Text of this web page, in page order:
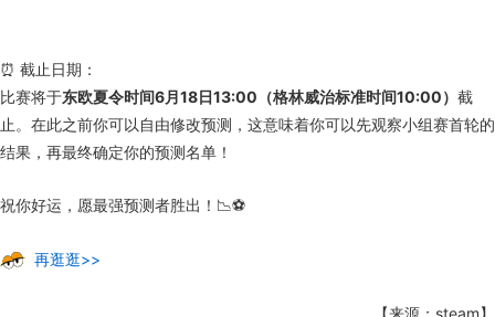
⏰ 截止日期：
比赛将于东欧夏令时间6月18日13:00（格林威治标准时间10:00） 截
止。在此之前你可以自由修改预测，这意味着你可以先观察小组赛首轮的
结果，再最终确定你的预测名单！
祝你好运，愿最强预测者胜出！📉⚽
再逛逛>>
【来源：steam】